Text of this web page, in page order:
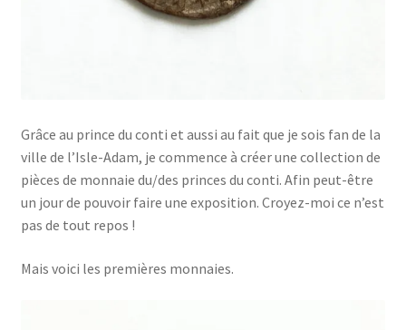
Grâce au prince du conti et aussi au fait que je sois fan de la
ville de l’Isle-Adam, je commence à créer une collection de
pièces de monnaie du/des princes du conti. Afin peut-être
un jour de pouvoir faire une exposition. Croyez-moi ce n’est
pas de tout repos !
Mais voici les premières monnaies.